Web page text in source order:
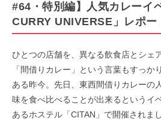
#64・特別編】人気カレーイ
CURRY UNIVERSE」レポー
ひとつの店舗を、異なる飲食店とシェ
「間借りカレー」という言葉もすっか
ある昨今。先日、東西間借りカレーの
味を食べ比べることが出来るというイ
あるホステル「CITAN」で開催されまし